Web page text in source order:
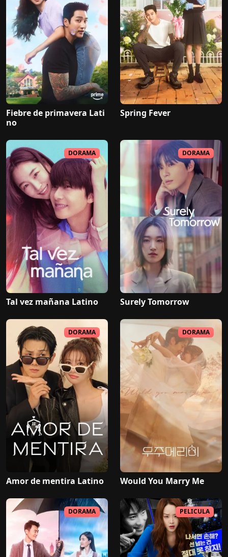
Fiebre de primavera Lati
no
Spring Fever
DORAMA
Tal vez mañana Latino
DORAMA
Surely Tomorrow
DORAMA
Amor de mentira Latino
DORAMA
Would You Marry Me
DORAMA PELICULA